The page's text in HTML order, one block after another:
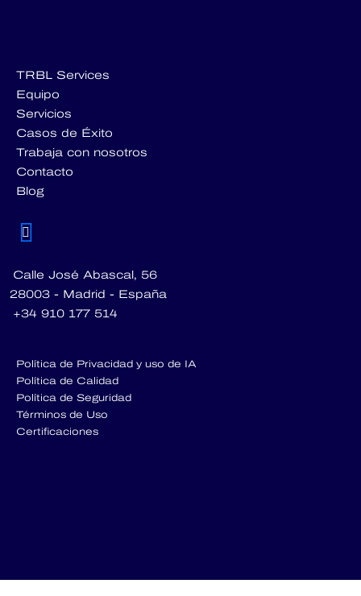
TRBL Services
Equipo
Servicios
Casos de Éxito
Trabaja con nosotros
Contacto
Blog
Calle José Abascal, 56
28003 - Madrid - España
+34 910 177 514
Política de Privacidad y uso de IA
Política de Calidad
Política de Seguridad
Términos de Uso
Certificaciones